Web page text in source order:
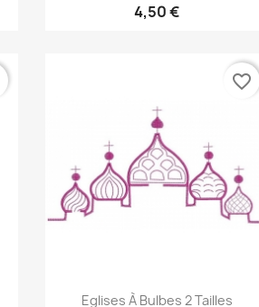
4,50 €
Aperçu rapide
Eglises À Bulbes 2 Tailles
favorite_border